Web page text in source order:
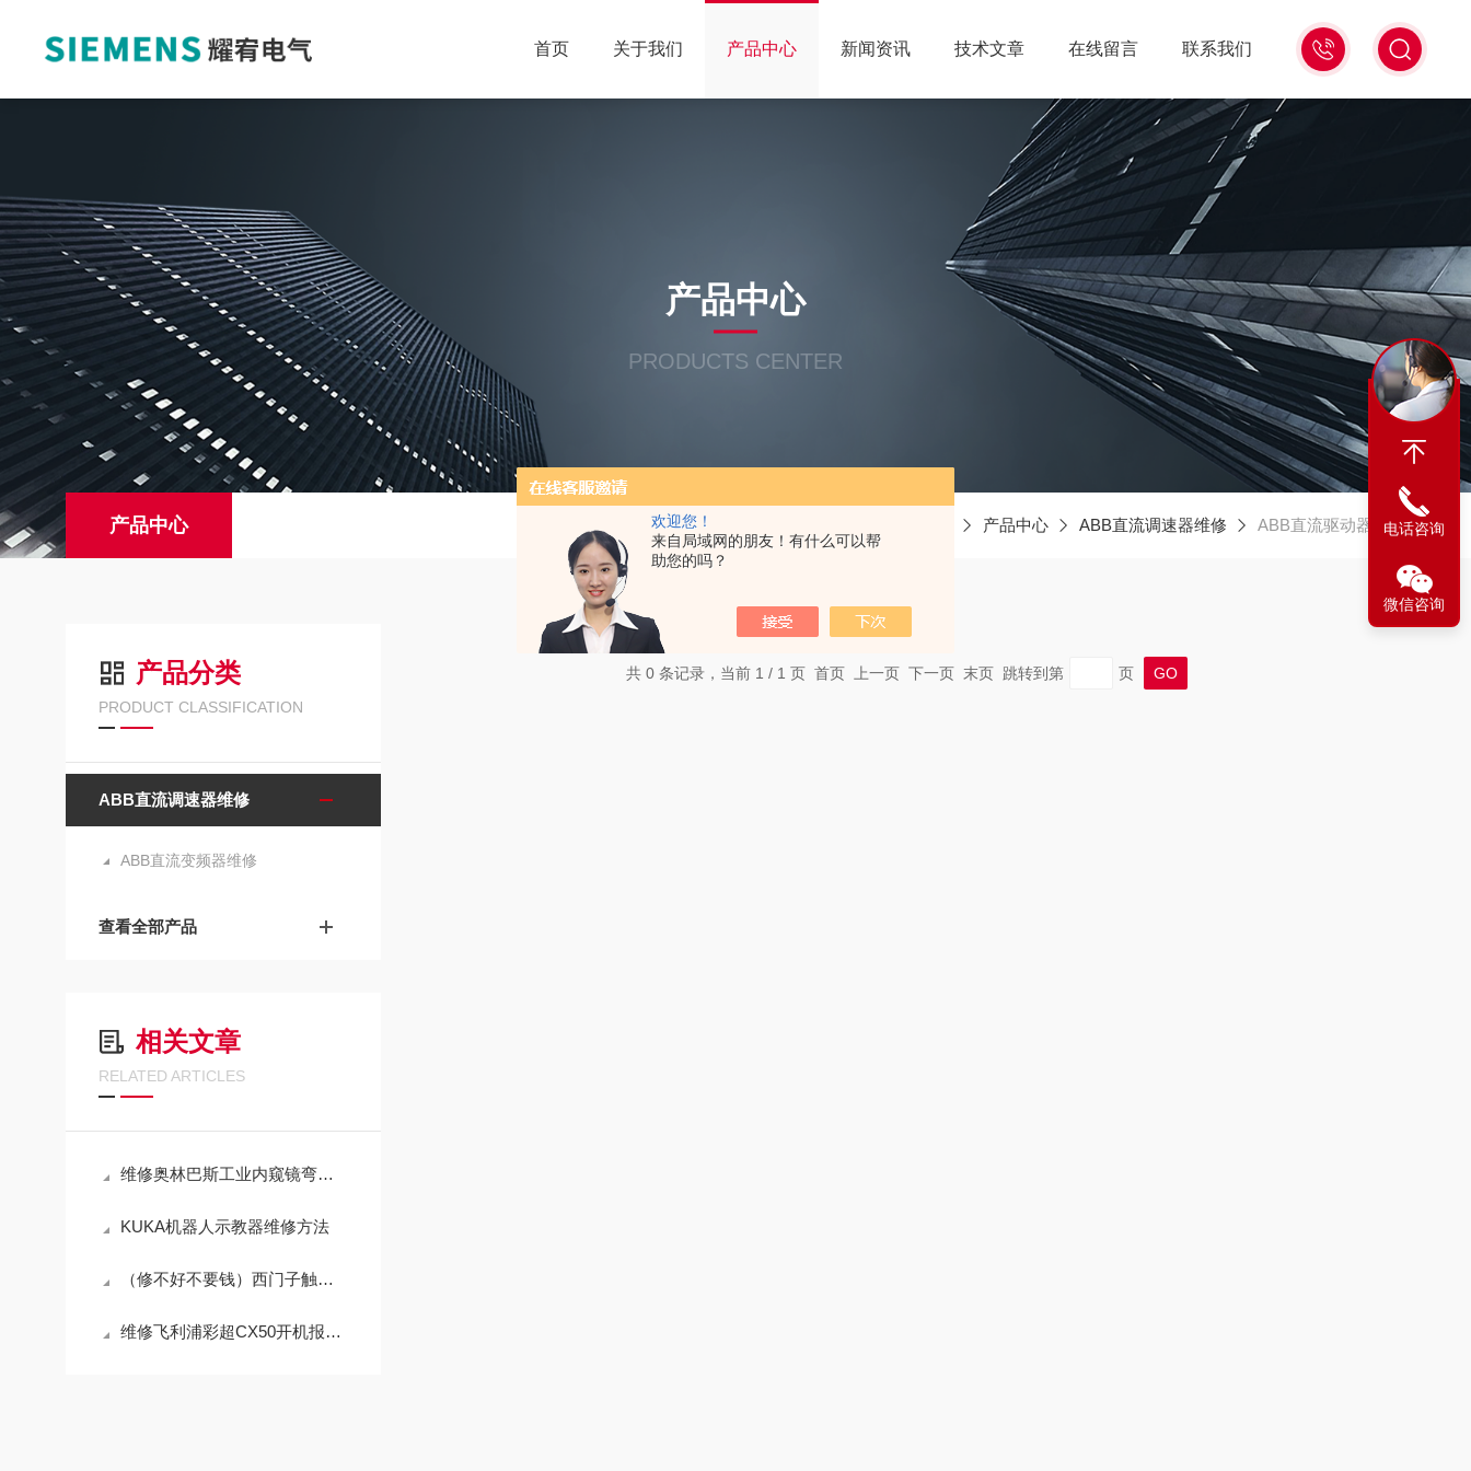
欢迎您！
来自局域网的朋友！有什么可以帮
助您的吗？
18516586104
微
首页 关于我们 产品中心 新闻资讯 技术文章 在线留言 联系我们
产品中心
PRODUCTS CENTER
产品中心 产品中心 ABB直流调速器维修 ABB直流驱动器维修
产品分类
PRODUCT CLASSIFICATION
ABB直流调速器维修
ABB直流变频器维修
查看全部产品
相关文章
RELATED ARTICLES
维修奥林巴斯工业内窥镜弯曲管不能旋转（原厂配件修理）
KUKA机器人示教器维修方法
（修不好不要钱）西门子触摸屏TP1200开机不能进入程序界面修复解决
维修飞利浦彩超CX50开机报错0022故障代码（芯片级修理）
共 0 条记录，当前 1 / 1 页 首页 上一页 下一页 末页 跳转到第 页
电话咨询
微信咨询